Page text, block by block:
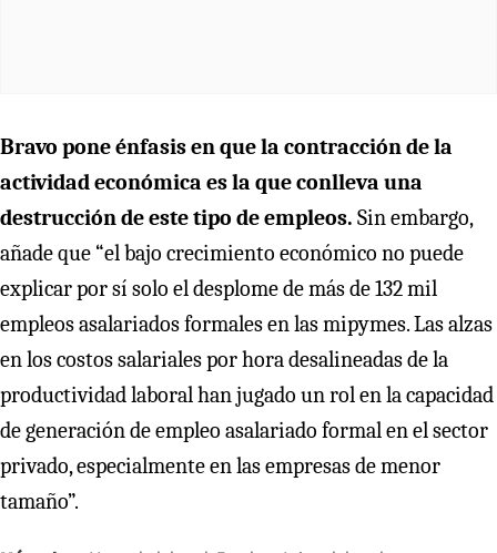
Bravo pone énfasis en que la contracción de la
actividad económica es la que conlleva una
destrucción de este tipo de empleos. Sin embargo,
añade que “el bajo crecimiento económico no puede
explicar por sí solo el desplome de más de 132 mil
empleos asalariados formales en las mipymes. Las alzas
en los costos salariales por hora desalineadas de la
productividad laboral han jugado un rol en la capacidad
de generación de empleo asalariado formal en el sector
privado, especialmente en las empresas de menor
tamaño”.